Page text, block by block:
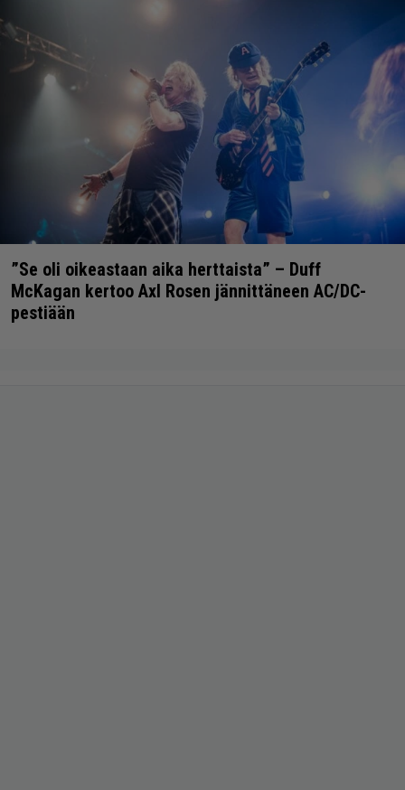
”Se oli oikeastaan aika herttaista” – Duff
McKagan kertoo Axl Rosen jännittäneen AC/DC-
pestiään